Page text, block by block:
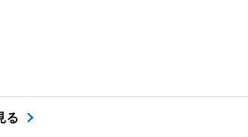
る